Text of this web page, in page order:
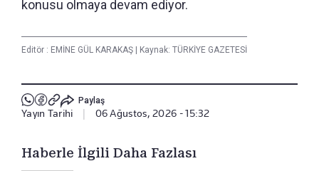
konusu olmaya devam ediyor.
Editör : EMİNE GÜL KARAKAŞ | Kaynak: TÜRKİYE GAZETESİ
Paylaş
Yayın Tarihi | 06 Ağustos, 2026 - 15:32
Haberle İlgili Daha Fazlası